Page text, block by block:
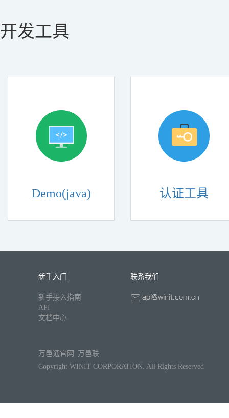
开发工具
Demo(java) 认证工具
新手入门
新手接入指南
API
文档中心
联系我们
万邑通官网
万邑联
Copyright WINIT CORPORATION. All Rights Reserved